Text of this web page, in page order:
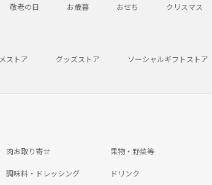
敬老の日 お歳暮 おせち クリスマス
ストア グッズストア ソーシャルギフトストア
肉お取り寄せ 果物・野菜等
調味料・ドレッシング ドリンク